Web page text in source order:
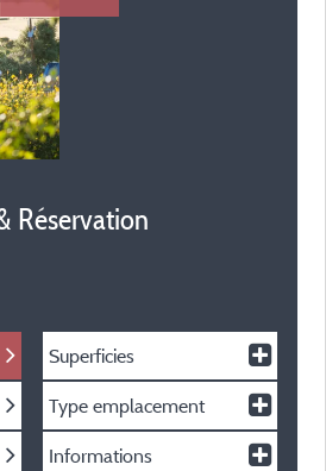
Réservation
Superficies
Type emplacement
Informations